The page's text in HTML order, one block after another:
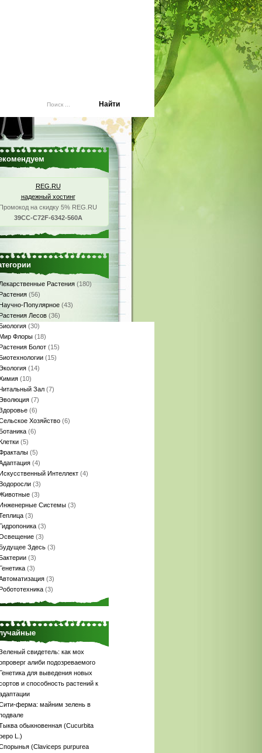
REG.RU
надежный хостинг
на скидку 5% REG.RU
39CC-C72F-6342-560A
Растения (180)
(56)
Популярное (43)
Лесов (36)
(30)
Флоры (18)
Болот (15)
(15)
(14)
(10)
Зал (7)
(7)
(6)
Хозяйство (6)
(6)
(5)
(5)
(4)
Интеллект (4)
(3)
(3)
Системы (3)
(3)
(3)
(3)
Здесь (3)
(3)
(3)
(3)
(3)
свидетель: как мох
алиби подозреваемого
для выведения новых
и способность растений к
ферма: майним зелень в
обыкновенная (Cucurbita
L.)
(Claviceps purpurea